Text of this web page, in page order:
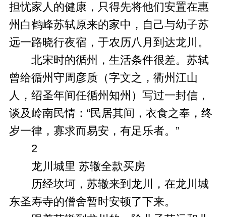
担忧家人的健康，只得先将他们安置在惠
州白鹤峰苏轼原来的家中，自己与幼子苏
远一路晓行夜宿，于农历八月到达龙川。
北宋时的循州，生活条件很差。苏轼
曾给循州守周彦质（字文之，衢州江山
人，绍圣年间任循州知州）写过一封信，
谈及岭南民情：“民居其间，衣食之奉，终
岁一律，寡求而易安，有足乐者。”
2
龙川城里 苏辙全款买房
历经坎坷，苏辙来到龙川，在龙川城
东圣寿寺的僧舍暂时安顿了下来。